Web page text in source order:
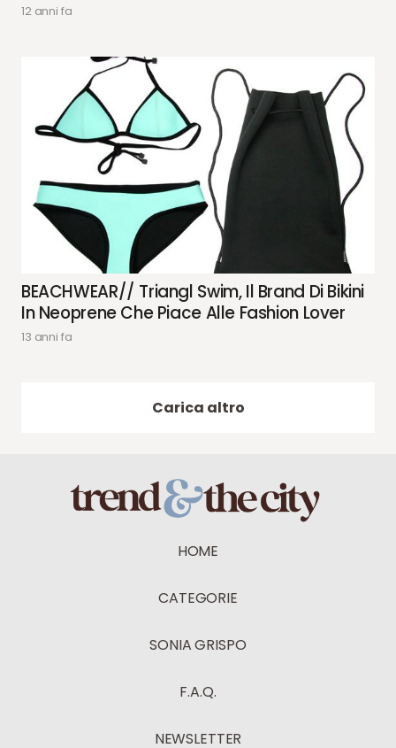
12 anni fa
BEACHWEAR// Triangl Swim, Il Brand Di Bikini
In Neoprene Che Piace Alle Fashion Lover
13 anni fa
Carica altro
HOME
CATEGORIE
SONIA GRISPO
F.A.Q.
NEWSLETTER